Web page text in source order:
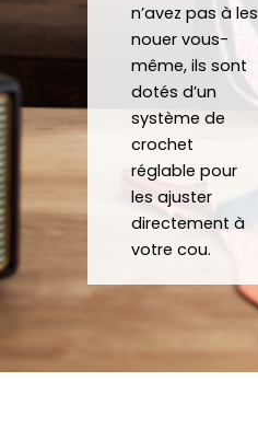
n’avez pas à les
nouer vous-
même, ils sont
dotés d’un
système de
crochet
réglable pour
les ajuster
directement à
votre cou.